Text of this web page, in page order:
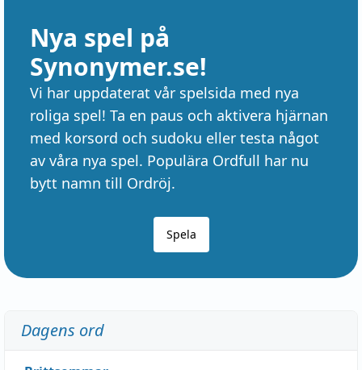
Nya spel på
Synonymer.se!
Vi har uppdaterat vår spelsida med nya
roliga spel! Ta en paus och aktivera hjärnan
med korsord och sudoku eller testa något
av våra nya spel. Populära Ordfull har nu
bytt namn till Ordröj.
Spela
Dagens ord